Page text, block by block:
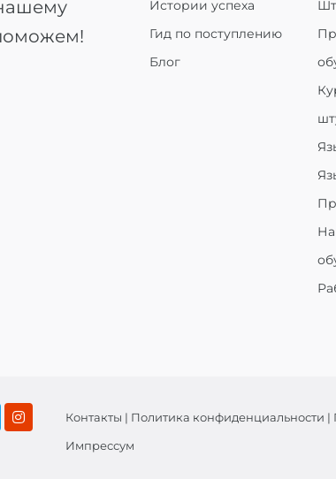
Истории успеха
Гид по поступлению
Блог
Контакты | Политика конфиденциальности |
Импрессум